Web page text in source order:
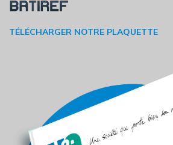
TÉLÉCHARGER NOTRE PLAQUETTE